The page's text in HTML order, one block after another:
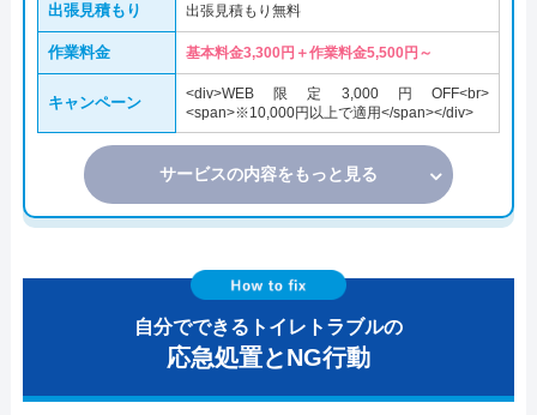
出張見積もり 出張見積もり無料
作業料金 基本料金3,300円＋作業料金5,500円～
キャンペーン
<div>WEB限定3,000円OFF<br>
<span>※10,000円以上で適用</span></div>
サービスの内容をもっと見る
自分でできるトイレトラブルの
応急処置とNG行動